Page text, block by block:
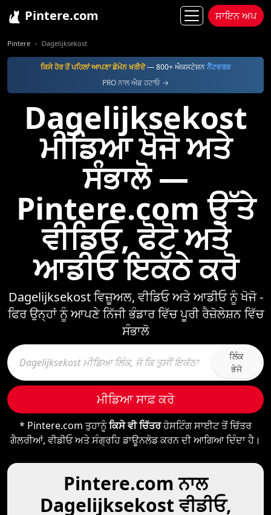
Pintere.com ਸਾਇਨ ਅਪ
Pintere Dagelijksekost
ਕਿਸੇ ਹੋਰ ਤੋਂ ਪਹਿਲਾਂ ਆਪਣਾ ਡੋਮੇਨ ਖਰੀਦੋ— 800+ ਐਕਸਟੇਸ਼ਨਨੈੱਟਵਰਕ
PRO ਨਾਲ ਐਡ ਹਟਾਓ →
Dagelijksekost
ਮੀਡਿਆ ਖੋਜੋ ਅਤੇ
ਸੰਭਾਲੋ —
Pintere.com ਉੱਤੇ
ਵੀਡਿਓ, ਫੋਟੋ ਅਤੇ
ਆਡੀਓ ਇਕੱਠੇ ਕਰੋ
Dagelijksekost ਵਿਜ਼ੂਅਲ, ਵੀਡਿਓ ਅਤੇ ਆਡੀਓ ਨੂੰ ਖੋਜੋ -
ਫਿਰ ਉਨ੍ਹਾਂ ਨੂੰ ਆਪਣੇ ਨਿੱਜੀ ਭੰਡਾਰ ਵਿੱਚ ਪੂਰੀ ਰੈਜ਼ੋਲੇਸ਼ਨ ਵਿੱਚ
ਸੰਭਾਲੋ
ਲਿੰਕ
ਭੇਜੋ
ਮੀਡਿਆ ਸਾਫ਼ ਕਰੋ
* Pintere.com ਤੁਹਾਨੂੰਕਿਸੇ ਵੀ ਚਿੱਤਰਹੋਸਟਿੰਗ ਸਾਈਟ ਤੋਂ ਚਿੱਤਰ
ਗੈਲਰੀਆਂ, ਵੀਡੀਓ ਅਤੇ ਸੰਗ੍ਰਹਿ ਡਾਊਨਲੋਡ ਕਰਨ ਦੀ ਆਗਿਆ ਦਿੰਦਾ ਹੈ।
Pintere.com ਨਾਲ
Dagelijksekost ਵੀਡੀਓ,